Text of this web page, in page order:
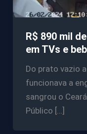
R$ 890 mil
em TVs e
Do prato vazio
funcionava a
sangrou o
Público […]